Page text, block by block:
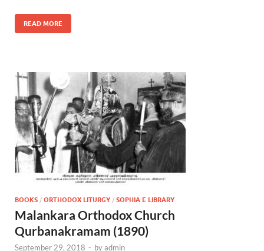
READ MORE
BOOKS / ORTHODOX LITURGY / SOPHIA E LIBRARY
Malankara Orthodox Church
Qurbanakramam (1890)
September 29, 2018 - byadmin